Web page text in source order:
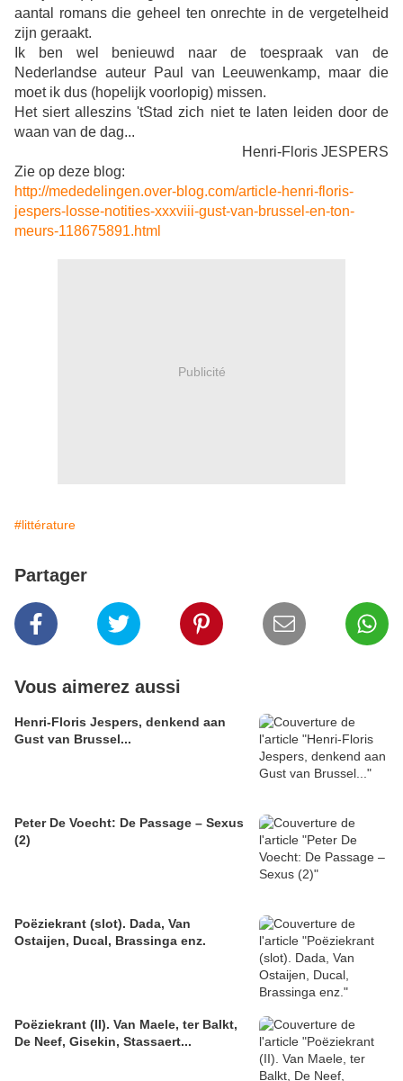
aantal romans die geheel ten onrechte in de vergetelheid
zijn geraakt.
Ik ben wel benieuwd naar de toespraak van de
Nederlandse auteur Paul van Leeuwenkamp, maar die
moet ik dus (hopelijk voorlopig) missen.
Het siert alleszins 'tStad zich niet te laten leiden door de
waan van de dag...
Henri-Floris JESPERS
Zie op deze blog:
http://mededelingen.over-blog.com/article-henri-floris-
jespers-losse-notities-xxxviii-gust-van-brussel-en-ton-
meurs-118675891.html
Publicité
#littérature
Partager
Vous aimerez aussi
Henri-Floris Jespers, denkend aan
Gust van Brussel...
Peter De Voecht: De Passage – Sexus
(2)
Poëziekrant (slot). Dada, Van
Ostaijen, Ducal, Brassinga enz.
Poëziekrant (II). Van Maele, ter Balkt,
De Neef, Gisekin, Stassaert...